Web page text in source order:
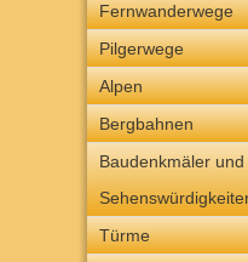
Fernwanderwege
Pilgerwege
Alpen
Bergbahnen
Baudenkmäler und
Türme